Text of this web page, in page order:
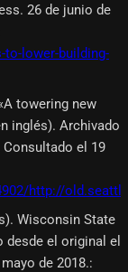
26 de junio de
lower-building-
towering new
inglés). Archivado
el 19
http://
Wisconsin State
desde el original el
de 2018.: